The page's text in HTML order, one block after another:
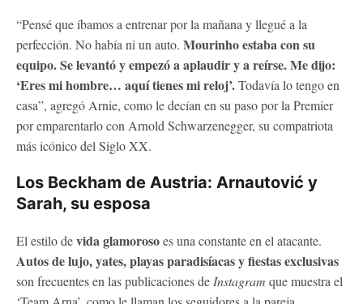
“Pensé que íbamos a entrenar por la mañana y llegué a la
perfección. No había ni un auto. Mourinho estaba con su
equipo. Se levantó y empezó a aplaudir y a reírse. Me dijo:
‘Eres mi hombre… aquí tienes mi reloj’.Todavía lo tengo en
casa”, agregó Arnie, como le decían en su paso por la Premier
por emparentarlo con Arnold Schwarzenegger, su compatriota
más icónico del Siglo XX.
Los Beckham de Austria: Arnautović y
Sarah, su esposa
El estilo devida glamorosoes una constante en el atacante.
Autos de lujo, yates, playas paradisíacas y fiestas exclusivas
son frecuentes en las publicaciones deInstagram que muestra el